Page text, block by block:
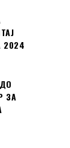
2024
ЗА